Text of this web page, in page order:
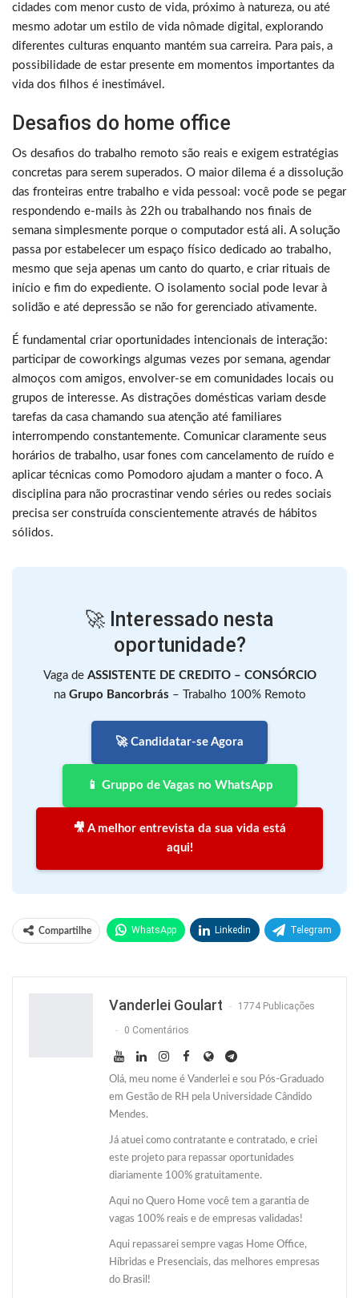
cidades com menor custo de vida, próximo à natureza, ou até
mesmo adotar um estilo de vida nômade digital, explorando
diferentes culturas enquanto mantém sua carreira. Para pais, a
possibilidade de estar presente em momentos importantes da
vida dos filhos é inestimável.
Desafios do home office
Os desafios do trabalho remoto são reais e exigem estratégias
concretas para serem superados. O maior dilema é a dissolução
das fronteiras entre trabalho e vida pessoal: você pode se pegar
respondendo e-mails às 22h ou trabalhando nos finais de
semana simplesmente porque o computador está ali. A solução
passa por estabelecer um espaço físico dedicado ao trabalho,
mesmo que seja apenas um canto do quarto, e criar rituais de
início e fim do expediente. O isolamento social pode levar à
solidão e até depressão se não for gerenciado ativamente.
É fundamental criar oportunidades intencionais de interação:
participar de coworkings algumas vezes por semana, agendar
almoços com amigos, envolver-se em comunidades locais ou
grupos de interesse. As distrações domésticas variam desde
tarefas da casa chamando sua atenção até familiares
interrompendo constantemente. Comunicar claramente seus
horários de trabalho, usar fones com cancelamento de ruído e
aplicar técnicas como Pomodoro ajudam a manter o foco. A
disciplina para não procrastinar vendo séries ou redes sociais
precisa ser construída conscientemente através de hábitos
sólidos.
🚀 Interessado nesta
oportunidade?
Vaga de ASSISTENTE DE CREDITO – CONSÓRCIO
na Grupo Bancorbrás – Trabalho 100% Remoto
🚀 Candidatar-se Agora
📱 Gruppo de Vagas no WhatsApp
🎥 A melhor entrevista da sua vida está
aqui!
Compartilhe WhatsApp Linkedin Telegram
Vanderlei Goulart 1774 Publicações
0 Comentários
Olá, meu nome é Vanderlei e sou Pós-Graduado
em Gestão de RH pela Universidade Cândido
Mendes.
Já atuei como contratante e contratado, e criei
este projeto para repassar oportunidades
diariamente 100% gratuitamente.
Aqui no Quero Home você tem a garantia de
vagas 100% reais e de empresas validadas!
Aqui repassarei sempre vagas Home Office,
Híbridas e Presenciais, das melhores empresas
do Brasil!